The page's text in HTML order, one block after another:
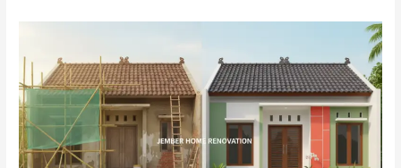
Renovasi
Rumah
di
Jember
dengan